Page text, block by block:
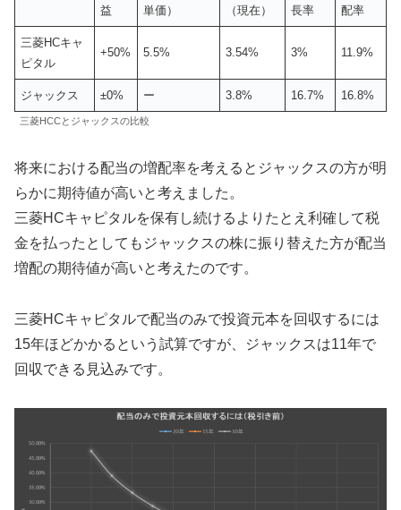
益 単価） （現在） 長率 配率
三菱HCキャ
ピタル
+50% 5.5% 3.54% 3% 11.9%
ジャックス ±0% ー 3.8% 16.7% 16.8%
三菱HCCとジャックスの比較
将来における配当の増配率を考えるとジャックスの方が明
らかに期待値が高いと考えました。
三菱HCキャピタルを保有し続けるよりたとえ利確して税
金を払ったとしてもジャックスの株に振り替えた方が配当
増配の期待値が高いと考えたのです。
三菱HCキャピタルで配当のみで投資元本を回収するには
15年ほどかかるという試算ですが、ジャックスは11年で
回収できる見込みです。